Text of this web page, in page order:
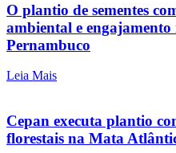
O plantio de sementes
ambiental e
Pernambuco
Leia Mais
Cepan executa plantio
florestais na Mata